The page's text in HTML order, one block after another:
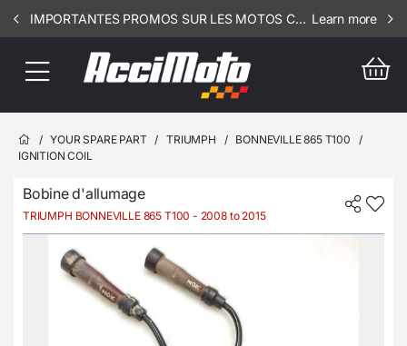
IMPORTANTES PROMOS SUR LES MOTOS COMPLETES !!! CONSULTEZ NOS ANNONCES ----- SCOOT - RIV - 1812 Learn more
/ YOUR SPARE PART / TRIUMPH / BONNEVILLE 865 T100
/
IGNITION COIL
Bobine d'allumage
TRIUMPH BONNEVILLE 865 T100 - 2008 to 2015